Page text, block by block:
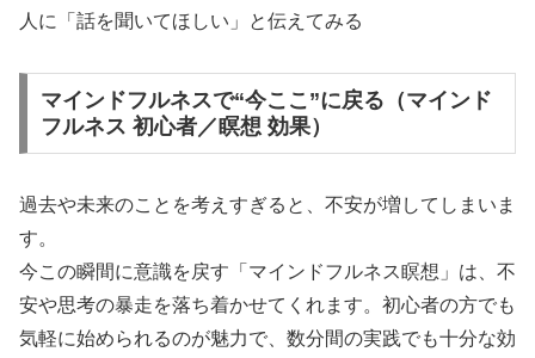
人に「話を聞いてほしい」と伝えてみる
マインドフルネスで“今ここ”に戻る（マインド
フルネス 初心者／瞑想 効果）
過去や未来のことを考えすぎると、不安が増してしまいま
す。
今この瞬間に意識を戻す「マインドフルネス瞑想」は、不
安や思考の暴走を落ち着かせてくれます。初心者の方でも
気軽に始められるのが魅力で、数分間の実践でも十分な効